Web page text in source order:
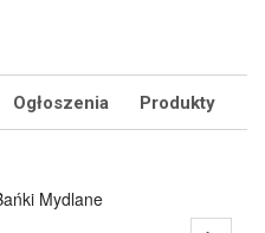
Ogłoszenia Produkty
Polska